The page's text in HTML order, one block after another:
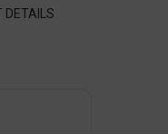
DETAILS